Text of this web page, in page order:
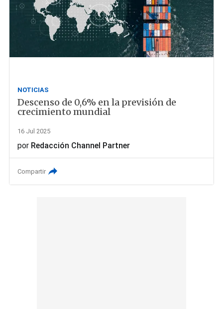
NOTICIAS
Descenso de 0,6% en la previsión de
crecimiento mundial
16 Jul 2025
por Redacción Channel Partner
Compartir